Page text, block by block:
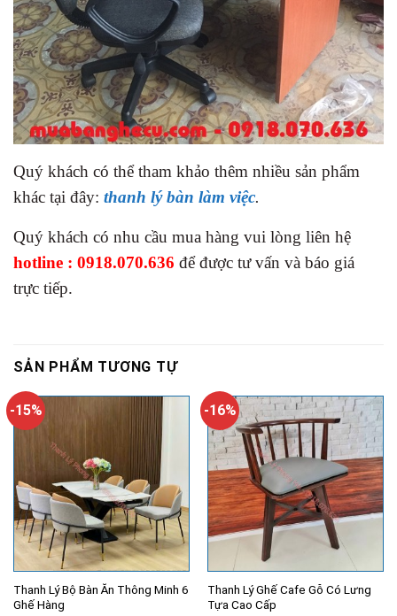
Quý khách có thể tham khảo thêm nhiều sản phẩm
khác tại đây: thanh lý bàn làm việc.
Quý khách có nhu cầu mua hàng vui lòng liên hệ
hotline : 0918.070.636 để được tư vấn và báo giá
trực tiếp.
SẢN PHẨM TƯƠNG TỰ
-15%
Thanh Lý Bộ Bàn Ăn Thông Minh 6
Ghế Hàng
-16%
Thanh Lý Ghế Cafe Gỗ Có Lưng
Tựa Cao Cấp